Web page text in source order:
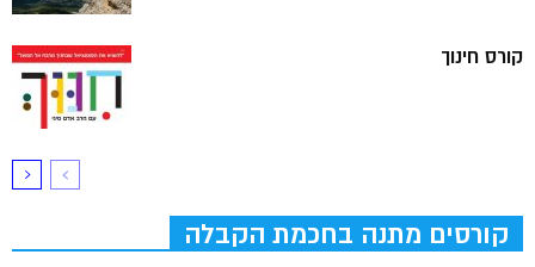
קורס חינוך
קורסים מתנה בחכמת הקבלה